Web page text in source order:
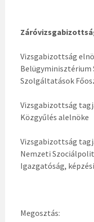
Vizsgabizottság
Belügyminisztérium
Szolgáltatások
Vizsgabizottság
Közgyűlés alelnöke
Vizsgabizottság
Nemzeti
Igazgatóság,
Megosztás: